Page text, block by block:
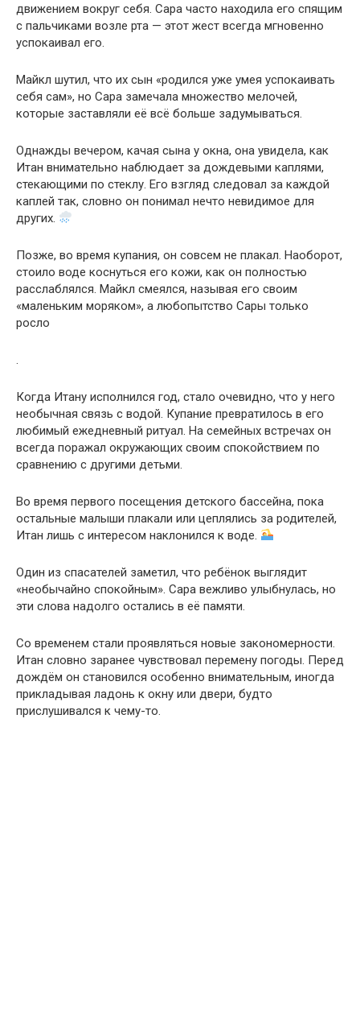
движением вокруг себя. Сара часто находила его спящим
с пальчиками возле рта — этот жест всегда мгновенно
успокаивал его.
Майкл шутил, что их сын «родился уже умея успокаивать
себя сам», но Сара замечала множество мелочей,
которые заставляли её всё больше задумываться.
Однажды вечером, качая сына у окна, она увидела, как
Итан внимательно наблюдает за дождевыми каплями,
стекающими по стеклу. Его взгляд следовал за каждой
каплей так, словно он понимал нечто невидимое для
других.
Позже, во время купания, он совсем не плакал. Наоборот,
стоило воде коснуться его кожи, как он полностью
расслаблялся. Майкл смеялся, называя его своим
«маленьким моряком», а любопытство Сары только
росло
.
Когда Итану исполнился год, стало очевидно, что у него
необычная связь с водой. Купание превратилось в его
любимый ежедневный ритуал. На семейных встречах он
всегда поражал окружающих своим спокойствием по
сравнению с другими детьми.
Во время первого посещения детского бассейна, пока
остальные малыши плакали или цеплялись за родителей,
Итан лишь с интересом наклонился к воде.
Один из спасателей заметил, что ребёнок выглядит
«необычайно спокойным». Сара вежливо улыбнулась, но
эти слова надолго остались в её памяти.
Со временем стали проявляться новые закономерности.
Итан словно заранее чувствовал перемену погоды. Перед
дождём он становился особенно внимательным, иногда
прикладывая ладонь к окну или двери, будто
прислушивался к чему-то.